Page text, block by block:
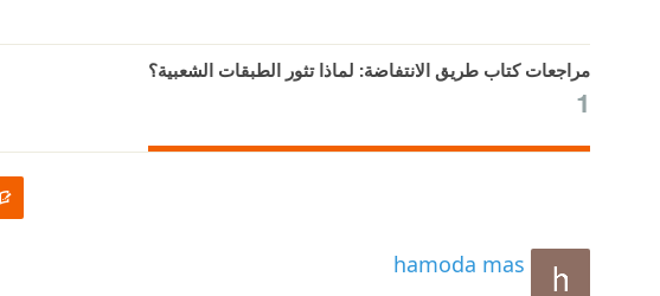
مراجعات كتاب طريق الانتفاضة: لماذا تثور الطبقات الشعبية؟
1
hamoda mas